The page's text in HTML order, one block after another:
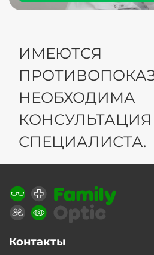
ИМЕЮТСЯ
НЕОБХОДИМА
КОНСУЛЬТАЦИЯ
СПЕЦИАЛИСТА.
Контакты